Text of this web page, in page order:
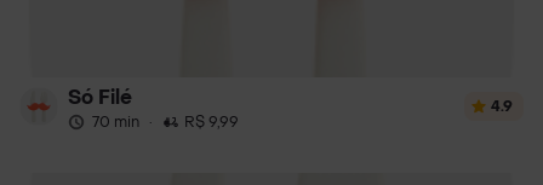
Só Filé
70 min · R$ 9,99
4.9